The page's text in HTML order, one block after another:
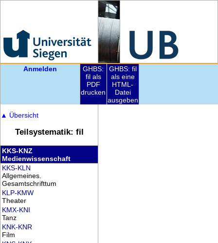
Anmelden
GHBS:
fil als
PDF
drucken
GHBS: fil
als eine
HTML-
Datei
ausgeben
▲ Übersicht
Teilsystematik: fil
KKS-KNZ
Medienwissenschaft
KKS-KLN
Allgemeines.
Gesamtschrifttum
KLP-KMW
Theater
KMX-KNI
Tanz
KNK-KNR
Film